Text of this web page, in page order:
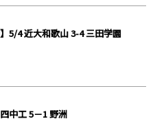
】5/4 近大和歌山 3-4 三田学園
中工 5－1 野洲